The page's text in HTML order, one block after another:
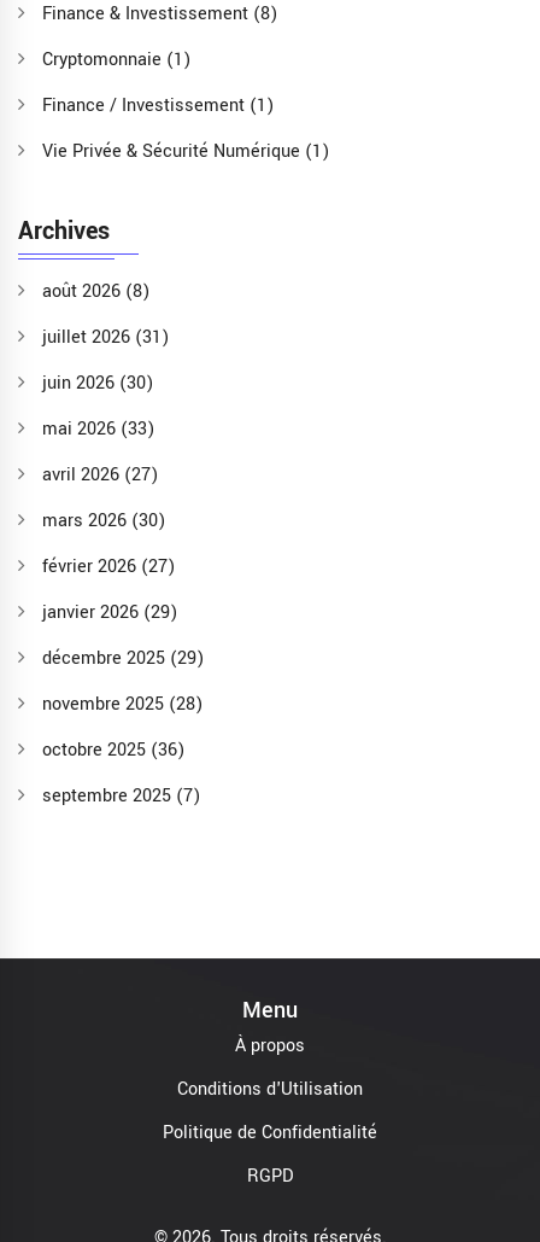
Finance & Investissement (8)
Cryptomonnaie (1)
Finance / Investissement (1)
Vie Privée & Sécurité Numérique (1)
Archives
août 2026 (8)
juillet 2026 (31)
juin 2026 (30)
mai 2026 (33)
avril 2026 (27)
mars 2026 (30)
février 2026 (27)
janvier 2026 (29)
décembre 2025 (29)
novembre 2025 (28)
octobre 2025 (36)
septembre 2025 (7)
Menu
À propos
Conditions d'Utilisation
Politique de Confidentialité
RGPD